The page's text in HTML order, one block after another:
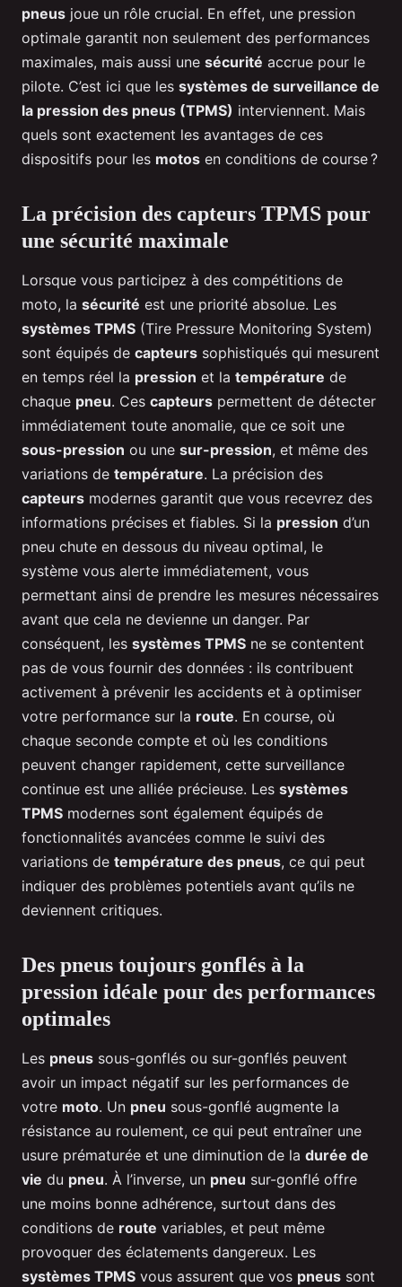
pneus joue un rôle crucial. En effet, une pression
optimale garantit non seulement des performances
maximales, mais aussi une sécurité accrue pour le
pilote. C’est ici que les systèmes de surveillance de
la pression des pneus (TPMS) interviennent. Mais
quels sont exactement les avantages de ces
dispositifs pour les motos en conditions de course ?
La précision des capteurs TPMS pour
une sécurité maximale
Lorsque vous participez à des compétitions de
moto, la sécurité est une priorité absolue. Les
systèmes TPMS (Tire Pressure Monitoring System)
sont équipés de capteurs sophistiqués qui mesurent
en temps réel la pression et la température de
chaque pneu. Ces capteurs permettent de détecter
immédiatement toute anomalie, que ce soit une
sous-pression ou une sur-pression, et même des
variations de température. La précision des
capteurs modernes garantit que vous recevrez des
informations précises et fiables. Si la pression d’un
pneu chute en dessous du niveau optimal, le
système vous alerte immédiatement, vous
permettant ainsi de prendre les mesures nécessaires
avant que cela ne devienne un danger. Par
conséquent, les systèmes TPMS ne se contentent
pas de vous fournir des données : ils contribuent
activement à prévenir les accidents et à optimiser
votre performance sur la route. En course, où
chaque seconde compte et où les conditions
peuvent changer rapidement, cette surveillance
continue est une alliée précieuse. Les systèmes
TPMS modernes sont également équipés de
fonctionnalités avancées comme le suivi des
variations de température des pneus, ce qui peut
indiquer des problèmes potentiels avant qu’ils ne
deviennent critiques.
Des pneus toujours gonflés à la
pression idéale pour des performances
optimales
Les pneus sous-gonflés ou sur-gonflés peuvent
avoir un impact négatif sur les performances de
votre moto. Un pneu sous-gonflé augmente la
résistance au roulement, ce qui peut entraîner une
usure prématurée et une diminution de la durée de
vie du pneu. À l’inverse, un pneu sur-gonflé offre
une moins bonne adhérence, surtout dans des
conditions de route variables, et peut même
provoquer des éclatements dangereux. Les
systèmes TPMS vous assurent que vos pneus sont